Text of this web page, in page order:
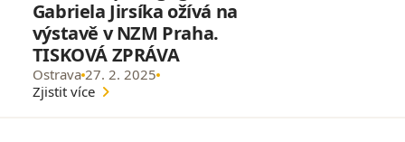
Gabriela Jirsíka ožívá na
výstavě v NZM Praha.
TISKOVÁ ZPRÁVA
Ostrava 27. 2. 2025
Zjistit více